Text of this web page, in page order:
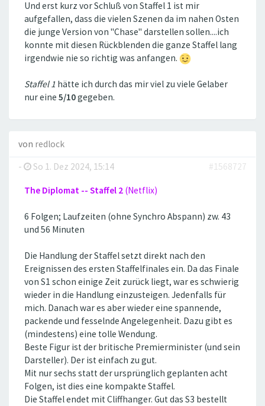
Und erst kurz vor Schluß von Staffel 1 ist mir
aufgefallen, dass die vielen Szenen da im nahen Osten
die junge Version von "Chase" darstellen sollen....ich
konnte mit diesen Rückblenden die ganze Staffel lang
irgendwie nie so richtig was anfangen.
Staffel 1 hätte ich durch das mir viel zu viele Gelaber
nur eine 5/10gegeben.
von redlock
-
So 1. Dez 2024, 15:14 #1568727
The Diplomat -- Staffel 2 (Netflix)
6 Folgen; Laufzeiten (ohne Synchro Abspann) zw. 43
und 56 Minuten
Die Handlung der Staffel setzt direkt nach den
Ereignissen des ersten Staffelfinales ein. Da das Finale
von S1 schon einige Zeit zurück liegt, war es schwierig
wieder in die Handlung einzusteigen. Jedenfalls für
mich. Danach war es aber wieder eine spannende,
packende und fesselnde Angelegenheit. Dazu gibt es
(mindestens) eine tolle Wendung.
Beste Figur ist der britische Premierminister (und sein
Darsteller). Der ist einfach zu gut.
Mit nur sechs statt der ursprünglich geplanten acht
Folgen, ist dies eine kompakte Staffel.
Die Staffel endet mit Cliffhanger. Gut das S3 bestellt